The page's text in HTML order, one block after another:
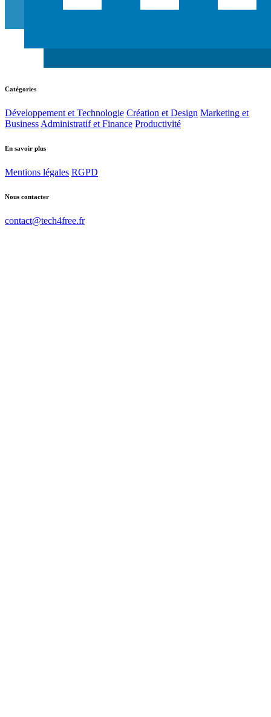
Catégories
Développement et Technologie Création et Design Marketing et
Business Administratif et Finance Productivité
En savoir plus
Mentions légales RGPD
Nous contacter
contact@tech4free.fr